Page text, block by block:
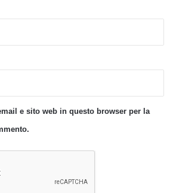
e sito web in questo browser per la